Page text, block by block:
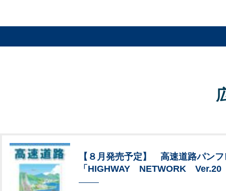
【８月発売予定】 高速道路パンフ
「HIGHWAY NETWORK Ver.20